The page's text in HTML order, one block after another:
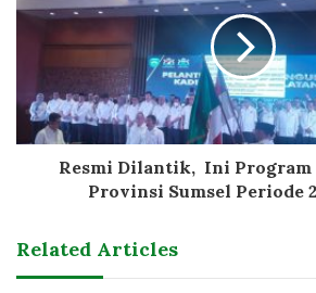
Resmi Dilantik, Ini Program
Provinsi Sumsel Periode
Related Articles